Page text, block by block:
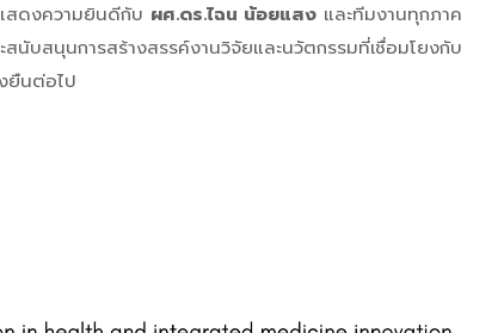
สดงความยินดีกับ ผศ.ดร.ไฉน น้อยแสง และทีมงานทุกภาค
บสนุนการสร้างสรรค์งานวิจัยและนวัตกรรมที่เชื่อมโยงกับ
ยืนต่อไป